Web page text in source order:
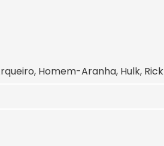
Homem-Aranha, Hulk, Rick